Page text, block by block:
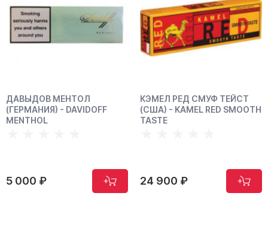
КЭМЕЛ РЕД СМУФ ТЕЙСТ
(США) - KAMEL RED SMOOTH
КЭМЕЛ РЕД
(США) - KAMEL RED
24 900 ₽